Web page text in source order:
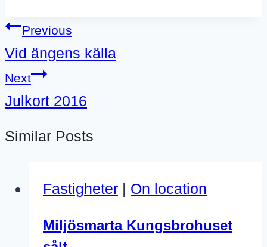
Inläggsnavigering
Previous
Vid ängens källa
Next
Julkort 2016
Similar Posts
Fastigheter | On location
Miljösmarta Kungsbrohuset